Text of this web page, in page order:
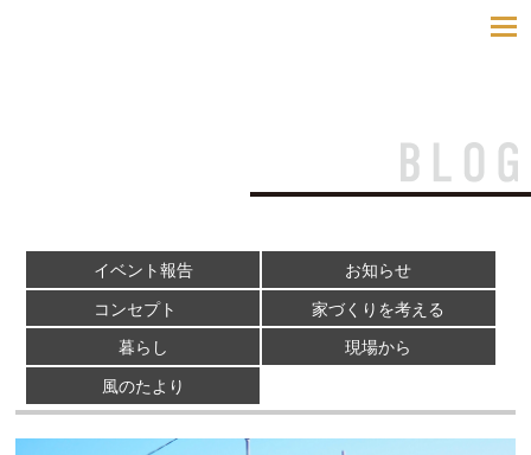
toggle
navigation
イベント報告
お知らせ
コンセプト
家づくりを考える
暮らし
現場から
風のたより